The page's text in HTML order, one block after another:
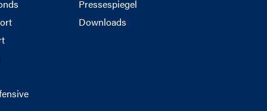
Pressespiegel
Downloads